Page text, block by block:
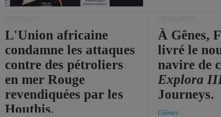
L'Union africaine
condamne les attaques
contre des pétroliers
en mer Rouge
revendiquées par les
Houthis.
À Gênes,
livré le
navire de
Explora
Journeys.
Gênes